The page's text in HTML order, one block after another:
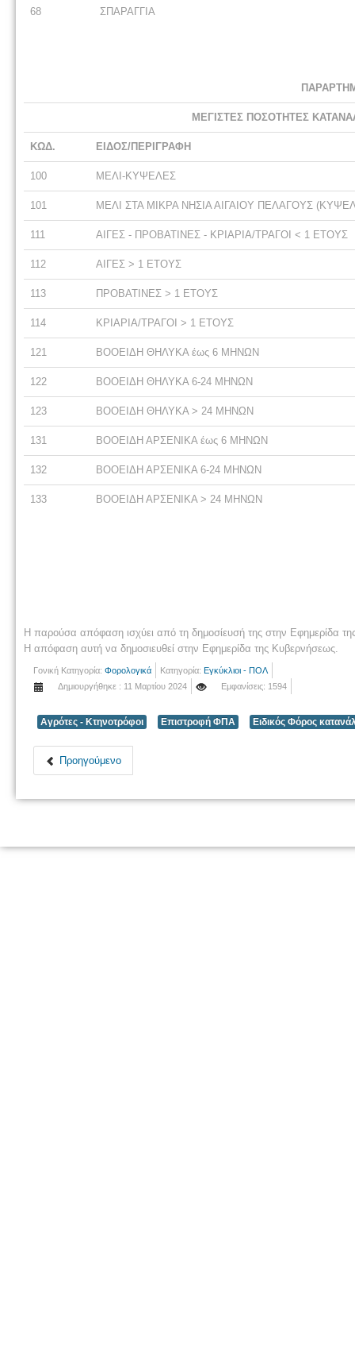
68 ΣΠΑΡΑΓΓΙΑ
ΜΕΓΙΣΤΕΣ ΠΟΣΟΤΗΤΕΣ
ΚΩΔ. ΕΙΔΟΣ/ΠΕΡΙΓΡΑΦΗ
100 ΜΕΛΙ-ΚΥΨΕΛΕΣ
101 ΜΕΛΙ ΣΤΑ ΜΙΚΡΑ ΝΗΣΙΑ ΑΙΓΑΙΟΥ ΠΕΛΑΓΟΥΣ
111 ΑΙΓΕΣ - ΠΡΟΒΑΤΙΝΕΣ - ΚΡΙΑΡΙΑ/ΤΡΑΓΟΙ < 1 ΕΤΟΥΣ
112 ΑΙΓΕΣ > 1 ΕΤΟΥΣ
113 ΠΡΟΒΑΤΙΝΕΣ > 1 ΕΤΟΥΣ
114 ΚΡΙΑΡΙΑ/ΤΡΑΓΟΙ > 1 ΕΤΟΥΣ
121 ΒΟΟΕΙΔΗ ΘΗΛΥΚΑ έως 6 ΜΗΝΩΝ
122 ΒΟΟΕΙΔΗ ΘΗΛΥΚΑ 6-24 ΜΗΝΩΝ
123 ΒΟΟΕΙΔΗ ΘΗΛΥΚΑ > 24 ΜΗΝΩΝ
131 ΒΟΟΕΙΔΗ ΑΡΣΕΝΙΚΑ έως 6 ΜΗΝΩΝ
132 ΒΟΟΕΙΔΗ ΑΡΣΕΝΙΚΑ 6-24 ΜΗΝΩΝ
133 ΒΟΟΕΙΔΗ ΑΡΣΕΝΙΚΑ > 24 ΜΗΝΩΝ
Η παρούσα απόφαση ισχύει από τη δημοσίευσή της στην Εφημερίδα
Η απόφαση αυτή να δημοσιευθεί στην Εφημερίδα της Κυβερνήσεως.
Γονική Κατηγορία: Φορολογικά Κατηγορία: Εγκύκλιοι - ΠΟΛ
Δημιουργήθηκε : 11 Μαρτίου 2024
Εμφανίσεις: 1594
Αγρότες - Κτηνοτρόφοι Επιστροφή ΦΠΑ Ειδικός Φόρος
Προηγούμενο